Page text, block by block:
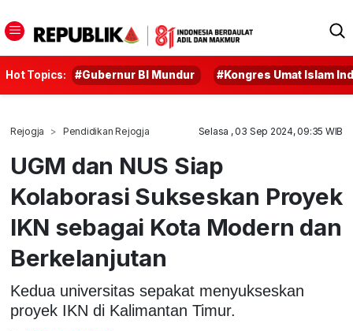
Hot Topics: #Gubernur BI Mundur #Kongres Umat Islam
Rejogja Pendidikan Rejogja Selasa , 03 Sep 2024, 09:35 WIB
UGM dan NUS Siap
Kolaborasi Sukseskan Proyek
IKN sebagai Kota Modern dan
Berkelanjutan
Kedua universitas sepakat menyukseskan
proyek IKN di Kalimantan Timur.